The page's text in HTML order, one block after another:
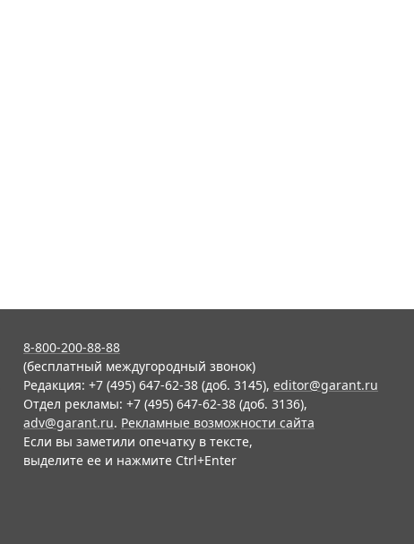
8-800-200-88-88
(бесплатный междугородный звонок)
Редакция: +7 (495) 647-62-38 (доб. 3145), editor@garant.ru
Отдел рекламы: +7 (495) 647-62-38 (доб. 3136),
adv@garant.ru. Рекламные возможности сайта
Если вы заметили опечатку в тексте,
выделите ее и нажмите Ctrl+Enter